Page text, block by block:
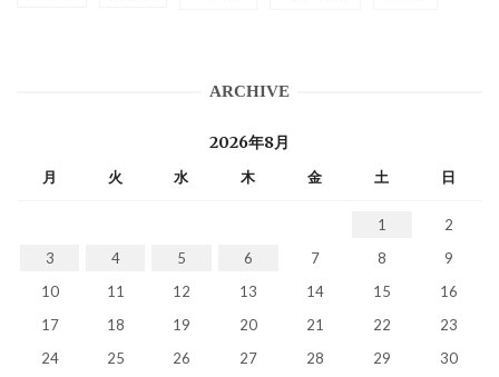
ARCHIVE
2026年8月
月 火 水 木 金 土 日
1
2
3
4 5 6 7 8
9
10
11 12 13 14 15
16
17
18 19 20 21 22
23
24
25 26 27 28 29
30